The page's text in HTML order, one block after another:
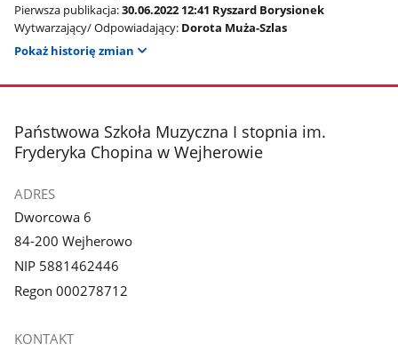
Pierwsza publikacja:30.06.2022 12:41 Ryszard Borysionek
Wytwarzający/ Odpowiadający: Dorota Muża-Szlas
Pokaż historię zmian
stopka
Państwowa Szkoła Muzyczna I stopnia im.
Fryderyka Chopina w Wejherowie
ADRES
Dworcowa 6
84-200 Wejherowo
NIP 5881462446
Regon 000278712
KONTAKT